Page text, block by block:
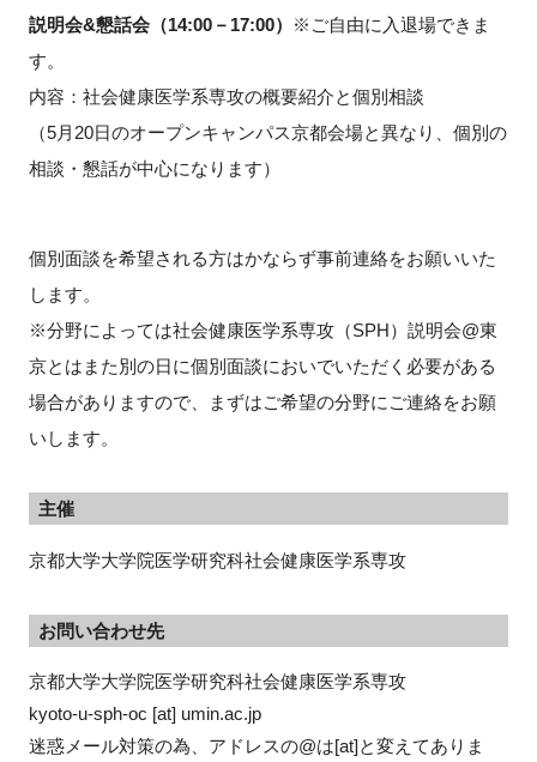
閉じる
説明会&懇話会（14:00－17:00）
※ご自由に入退場できま
す。
内容：社会健康医学系専攻の概要紹介と個別相談
（5月20日のオープンキャンパス京都会場と異なり、個別の
相談・懇話が中心になります）
個別面談を希望される方はかならず事前連絡をお願いいた
します。
※分野によっては社会健康医学系専攻（SPH）説明会@東
京とはまた別の日に個別面談においでいただく必要がある
場合がありますので、まずはご希望の分野にご連絡をお願
いします。
主催
京都大学大学院医学研究科社会健康医学系専攻
お問い合わせ先
京都大学大学院医学研究科社会健康医学系専攻
kyoto-u-sph-oc [at] umin.ac.jp
迷惑メール対策の為、アドレスの@は[at]と変えてありま